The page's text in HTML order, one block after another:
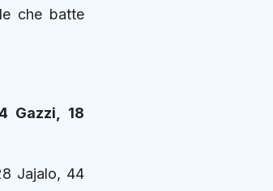
che batte
Gazzi, 18
Jajalo, 44